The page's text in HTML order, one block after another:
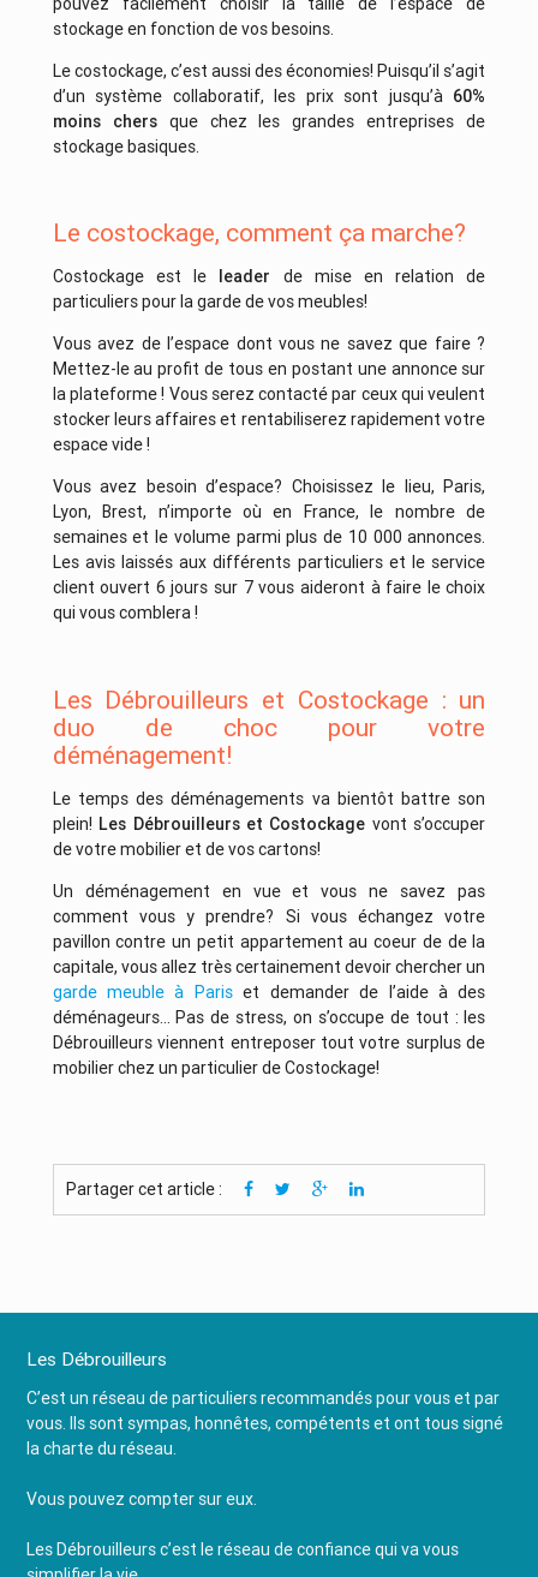
stockage en fonction de vos besoins.
Le costockage, c’est aussi des économies! Puisqu’il s’agit
d’un système collaboratif, les prix sont jusqu’à 60%
moins chersque chez les grandes entreprises de
stockage basiques.
Le costockage, comment ça marche?
Costockage est le leader de mise en relation de
particuliers pour la garde de vos meubles!
Vous avez de l’espace dont vous ne savez que faire ?
Mettez-le au profit de tous en postant une annonce sur
la plateforme ! Vous serez contacté par ceux qui veulent
stocker leurs affaires et rentabiliserez rapidement votre
espace vide !
Vous avez besoin d’espace? Choisissez le lieu, Paris,
Lyon, Brest, n’importe où en France, le nombre de
semaines et le volume parmi plus de 10 000 annonces.
Les avis laissés aux différents particuliers et le service
client ouvert 6 jours sur 7 vous aideront à faire le choix
qui vous comblera !
Les Débrouilleurs et Costockage : un
duo de choc pour votre
déménagement!
Le temps des déménagements va bientôt battre son
plein! Les Débrouilleurs et Costockage vont s’occuper
de votre mobilier et de vos cartons!
Un déménagement en vue et vous ne savez pas
comment vous y prendre? Si vous échangez votre
pavillon contre un petit appartement au coeur de de la
capitale, vous allez très certainement devoir chercher un
garde meuble à Pariset demander de l’aide à des
déménageurs… Pas de stress, on s’occupe de tout : les
Débrouilleurs viennent entreposer tout votre surplus de
mobilier chez un particulier de Costockage!
Partager cet article :
Les Débrouilleurs
C’est un réseau de particuliers recommandés pour vous et par
vous. Ils sont sympas, honnêtes, compétents et ont tous signé
la charte du réseau.
Vous pouvez compter sur eux.
Les Débrouilleurs c’est le réseau de confiance qui va vous